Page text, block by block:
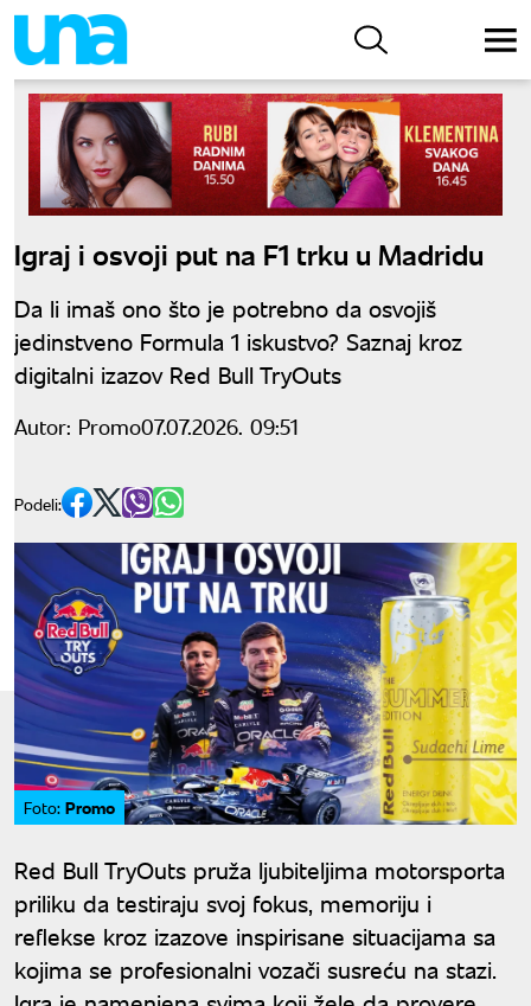
Igraj i osvoji put na F1 trku u Madridu
Da li imaš ono što je potrebno da osvojiš
jedinstveno Formula 1 iskustvo? Saznaj kroz
digitalni izazov Red Bull TryOuts
Autor: Promo07.07.2026. 09:51
Podeli:
Foto: Promo
Red Bull TryOuts pruža ljubiteljima motorsporta
priliku da testiraju svoj fokus, memoriju i
reflekse kroz izazove inspirisane situacijama sa
kojima se profesionalni vozači susreću na stazi.